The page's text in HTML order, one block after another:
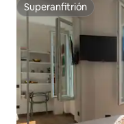
Superanfitrión
Superanfitrión